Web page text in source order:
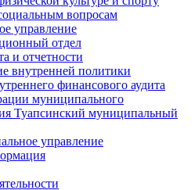
вопросам
управление
отдел
и отчетности
внутренней политики
финансового аудита
муниципального
Туапсинский муниципальный
управление